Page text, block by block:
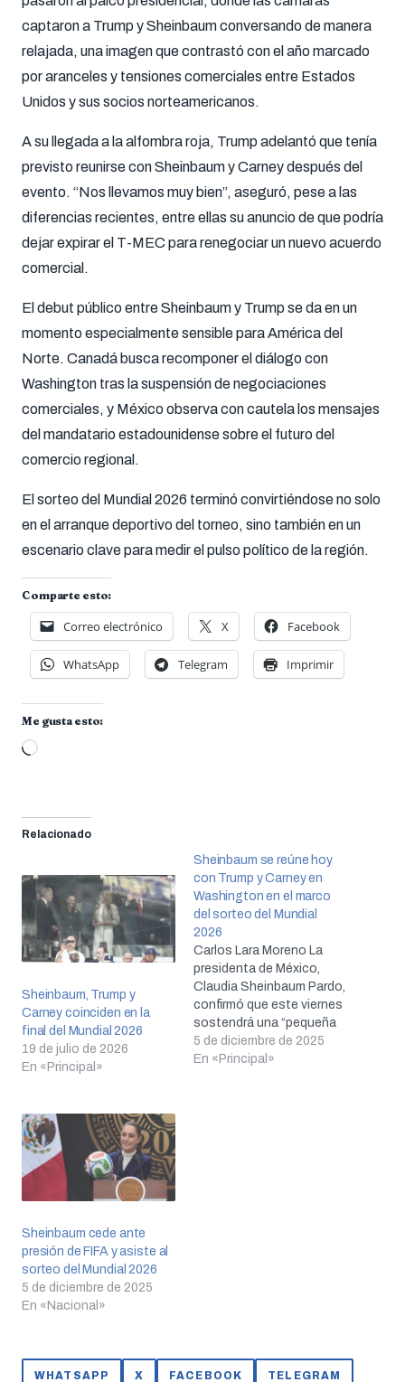
captaron a Trump y Sheinbaum conversando de manera
relajada, una imagen que contrastó con el año marcado
por aranceles y tensiones comerciales entre Estados
Unidos y sus socios norteamericanos.
A su llegada a la alfombra roja, Trump adelantó que tenía
previsto reunirse con Sheinbaum y Carney después del
evento. “Nos llevamos muy bien”, aseguró, pese a las
diferencias recientes, entre ellas su anuncio de que podría
dejar expirar el T-MEC para renegociar un nuevo acuerdo
comercial.
El debut público entre Sheinbaum y Trump se da en un
momento especialmente sensible para América del
Norte. Canadá busca recomponer el diálogo con
Washington tras la suspensión de negociaciones
comerciales, y México observa con cautela los mensajes
del mandatario estadounidense sobre el futuro del
comercio regional.
El sorteo del Mundial 2026 terminó convirtiéndose no solo
en el arranque deportivo del torneo, sino también en un
escenario clave para medir el pulso político de la región.
Comparte esto:
Correo electrónico X Facebook
WhatsApp Telegram Imprimir
Me gusta esto:
Cargando...
Relacionado
Sheinbaum, Trump y
Carney coinciden en la
final del Mundial 2026
19 de julio de 2026
En «Principal»
Sheinbaum se reúne hoy
con Trump y Carney en
Washington en el marco
del sorteo del Mundial
2026
Carlos Lara Moreno La
presidenta de México,
Claudia Sheinbaum Pardo,
confirmó que este viernes
sostendrá una “pequeña
reunión” con el presidente
de Estados Unidos,
5 de diciembre de 2025
En «Principal»
Sheinbaum cede ante
presión de FIFA y asiste al
sorteo del Mundial 2026
5 de diciembre de 2025
En «Nacional»
WHATSAPP X FACEBOOK TELEGRAM